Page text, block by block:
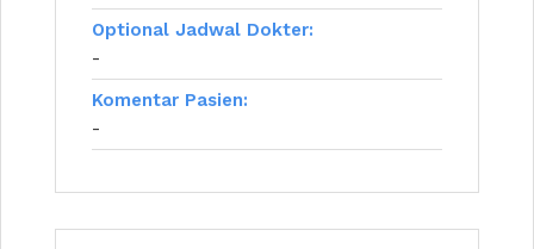
Optional Jadwal Dokter:
-
Komentar Pasien:
-